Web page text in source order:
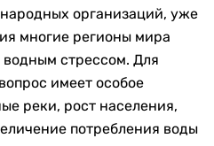
организаций, уже
многие регионы мира
водным стрессом. Для
имеет особое
реки, рост населения,
потребления воды